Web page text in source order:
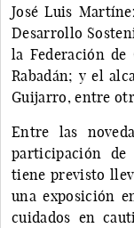
José Luis
Desarrollo
la Federación de
Rabadán; y el
Guijarro, entre
Entre las
participación de
tiene previsto
una exposición
cuidados en